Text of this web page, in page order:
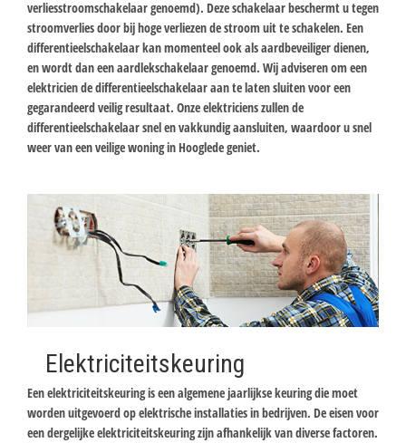
verliesstroomschakelaar genoemd). Deze schakelaar beschermt u tegen
stroomverlies door bij hoge verliezen de stroom uit te schakelen. Een
differentieelschakelaar kan momenteel ook als aardbeveiliger dienen,
en wordt dan een aardlekschakelaar genoemd. Wij adviseren om een
elektricien de differentieelschakelaar aan te laten sluiten voor een
gegarandeerd veilig resultaat. Onze elektriciens zullen de
differentieelschakelaar snel en vakkundig aansluiten, waardoor u snel
weer van een veilige woning in Hooglede geniet.
Elektriciteitskeuring
Een elektriciteitskeuring is een algemene jaarlijkse keuring die moet
worden uitgevoerd op elektrische installaties in bedrijven. De eisen voor
een dergelijke elektriciteitskeuring zijn afhankelijk van diverse factoren.